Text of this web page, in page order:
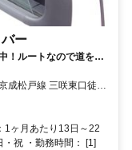
ー
！ルートなので道を覚
成松戸線 三咲東口徒歩
二和向台駅~バス 八
1ヶ月あたり13日～22
・祝 ・勤務時間： [1]